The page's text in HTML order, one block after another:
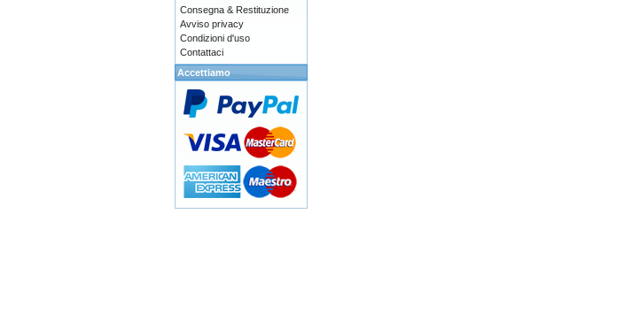
Consegna & Restituzione
Avviso privacy
Condizioni d'uso
Contattaci
Accettiamo